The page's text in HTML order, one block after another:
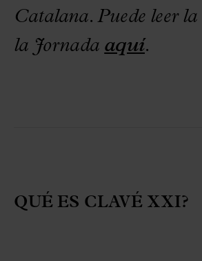
Catalana. Puede leer
la Jornada aquí.
QUÉ ES CLAVÉ XXI?